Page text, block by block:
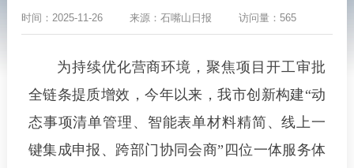
时间： 2025-11-26 来源： 石嘴山日报 访问量：565
为持续优化营商环境，聚焦项目开工审批
全链条提质增效，今年以来，我市创新构建“动
态事项清单管理、智能表单材料精简、线上一
键集成申报、跨部门协同会商”四位一体服务体